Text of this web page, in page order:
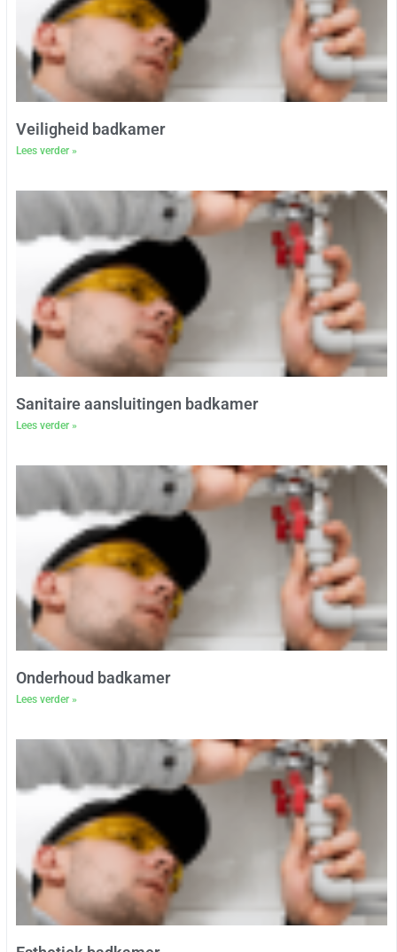
Veiligheid badkamer
Lees verder »
Sanitaire aansluitingen badkamer
Lees verder »
Onderhoud badkamer
Lees verder »